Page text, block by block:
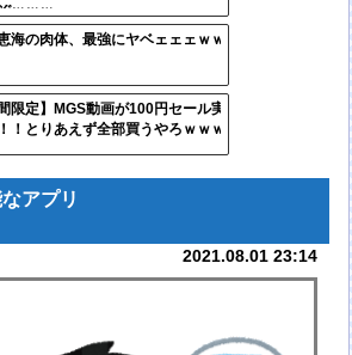
ｗｗｗ
海の肉体、最強にヤベェェェｗｗ
間限定】MGS動画が100円セール実
！とりあえず全部買うやろｗｗｗ
アプリ
2021.08.01 23:14